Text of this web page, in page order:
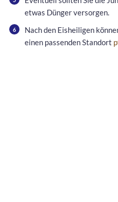
etwas Dünger versorgen.
Nach den Eisheiligen
einen passenden Standort